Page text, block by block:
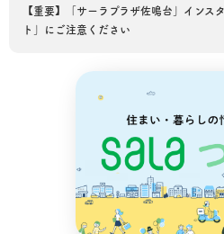
【重要】「サーラプラザ佐鳴台」インス
ト」にご注意ください